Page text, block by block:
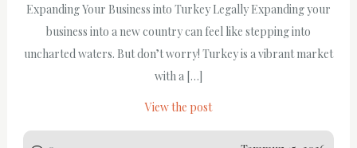
Expanding Your Business into Turkey Legally Expanding your
business into a new country can feel like stepping into
uncharted waters. But don’t worry! Turkey is a vibrant market
with a […]
View the post